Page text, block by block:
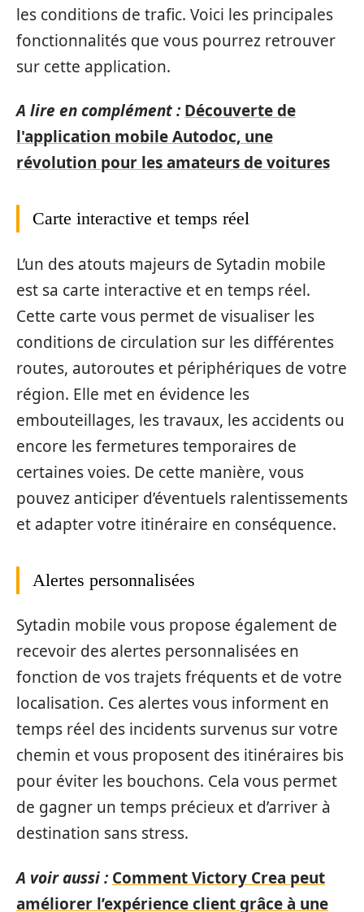
les conditions de trafic. Voici les principales
fonctionnalités que vous pourrez retrouver
sur cette application.
A lire en complément : Découverte de
l'application mobile Autodoc, une
révolution pour les amateurs de voitures
Carte interactive et temps réel
L’un des atouts majeurs de Sytadin mobile
est sa carte interactive et en temps réel.
Cette carte vous permet de visualiser les
conditions de circulation sur les différentes
routes, autoroutes et périphériques de votre
région. Elle met en évidence les
embouteillages, les travaux, les accidents ou
encore les fermetures temporaires de
certaines voies. De cette manière, vous
pouvez anticiper d’éventuels ralentissements
et adapter votre itinéraire en conséquence.
Alertes personnalisées
Sytadin mobile vous propose également de
recevoir des alertes personnalisées en
fonction de vos trajets fréquents et de votre
localisation. Ces alertes vous informent en
temps réel des incidents survenus sur votre
chemin et vous proposent des itinéraires bis
pour éviter les bouchons. Cela vous permet
de gagner un temps précieux et d’arriver à
destination sans stress.
A voir aussi : Comment Victory Crea peut
améliorer l’expérience client grâce à une